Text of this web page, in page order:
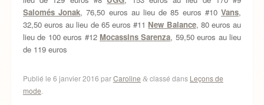
Salomés Jonak, 76,50 euros au lieu de 85 euros #10Vans,
32,50 euros au lieu de 65 euros #11 New Balance, 80 euros au
lieu de 100 euros #12 Mocassins Sarenza, 59,50 euros au lieu
de 119 euros
Publié le 6 janvier 2016 parCaroline &classé dans Leçons de
mode